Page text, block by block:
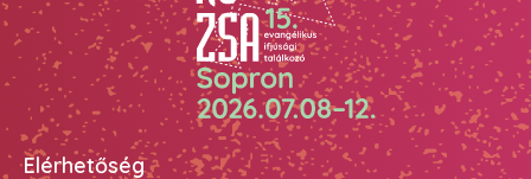
Elérhetőség